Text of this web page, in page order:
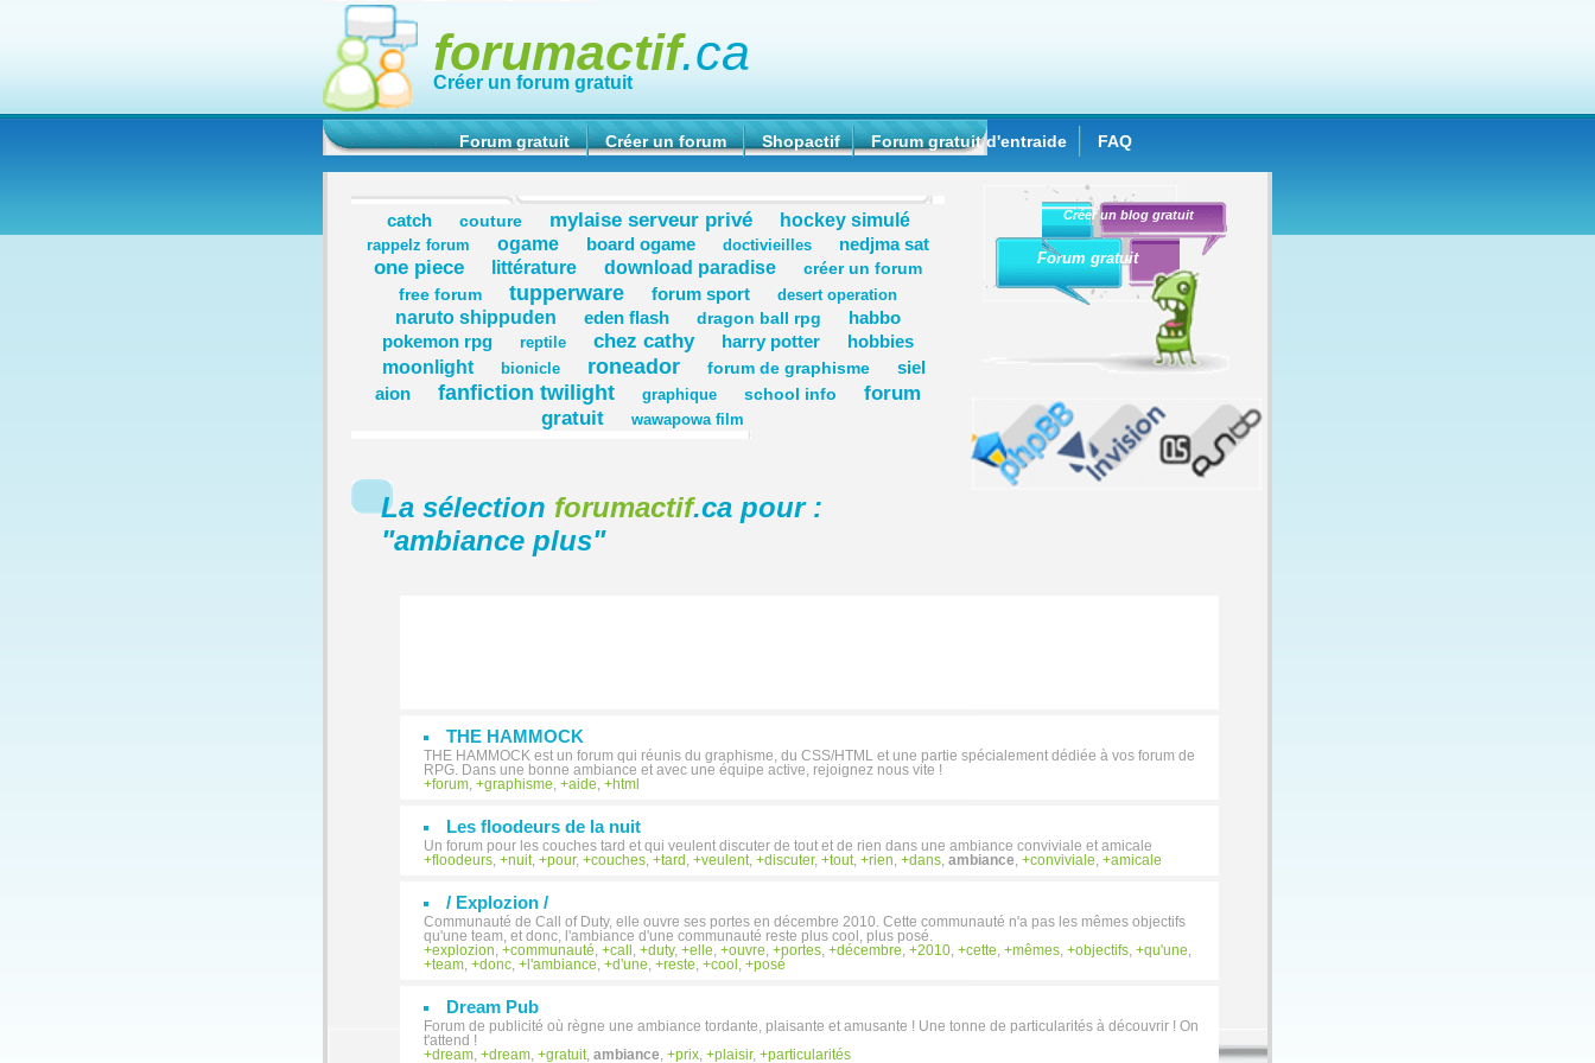
forumactif.ca
Créer un forum gratuit
Forum gratuit Créer un forum Shopactif Forum gratuit d'entraide FAQ
catch couture mylaise serveur privé hockey simulé
rappelz forum ogame board ogame doctivieilles nedjma sat
one piece littérature download paradise
créer un forum
free forum
tupperware forum sport desert operation
naruto shippuden eden flash dragon ball rpg
habbo
pokemon rpg
reptile chez cathy harry potter hobbies
moonlight bionicle roneador forum de graphisme
siel
aion
fanfiction twilight graphique school info
forum
gratuit
wawapowa film
Créer un blog gratuit
Forum gratuit
La sélection forumactif.ca pour :
"ambiance plus"
THE HAMMOCK
THE HAMMOCK est un forum qui réunis du graphisme, du CSS/HTML et une partie spécialement dédiée à vos forum de
RPG. Dans une bonne ambiance et avec une équipe active, rejoignez nous vite !
forum
graphisme aide html
Les floodeurs de la nuit
Un forum pour les couches tard et qui veulent discuter de tout et de rien dans une ambiance conviviale et amicale
floodeurs
nuit pour, couches tard veulent discuter, tout rien dans ambiance conviviale amicale
/ Explozion /
Communauté de Call of Duty, elle ouvre ses portes en décembre 2010. Cette communauté n'a pas les mêmes objectifs
qu'une team, et donc, l'ambiance d'une communauté reste plus cool, plus posé.
explozion
communauté call duty, elle ouvre portes décembre 2010 cette mêmes objectifs qu'une
team
donc l'ambiance d'une reste cool posé
Dream Pub
Forum de publicité où règne une ambiance tordante, plaisante et amusante ! Une tonne de particularités à découvrir ! On
t'attend !
dream
dream gratuit ambiance prix plaisir, particularités